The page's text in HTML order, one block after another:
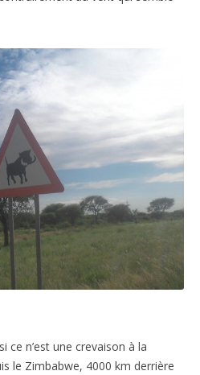
ce n’est une crevaison à la
le Zimbabwe, 4000 km derrière